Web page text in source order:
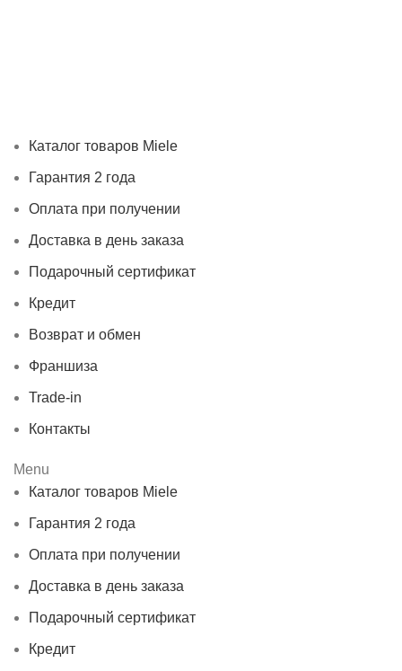
Каталог товаров Miele
Гарантия 2 года
Оплата при получении
Доставка в день заказа
Подарочный сертификат
Кредит
Возврат и обмен
Франшиза
Trade-in
Контакты
Menu
Каталог товаров Miele
Гарантия 2 года
Оплата при получении
Доставка в день заказа
Подарочный сертификат
Кредит